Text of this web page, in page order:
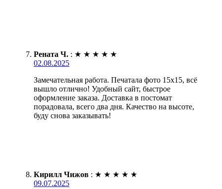
Рената Ч. : ★ ★ ★ ★ ★
02.08.2025
Замечательная работа. Печатала фото 15х15, всё
вышло отлично! Удобный сайт, быстрое
оформление заказа. Доставка в постомат
порадовала, всего два дня. Качество на высоте,
буду снова заказывать!
Кирилл Чижов : ★ ★ ★ ★ ★
09.07.2025